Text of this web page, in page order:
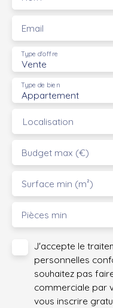
Email
Vente
Type d'offre
Appartement
Type de bien
Localisation
Budget max (€)
Surface min (m²)
Pièces min
J'accepte le
personnelles
souhaitez pas
commerciale par
vous inscrire